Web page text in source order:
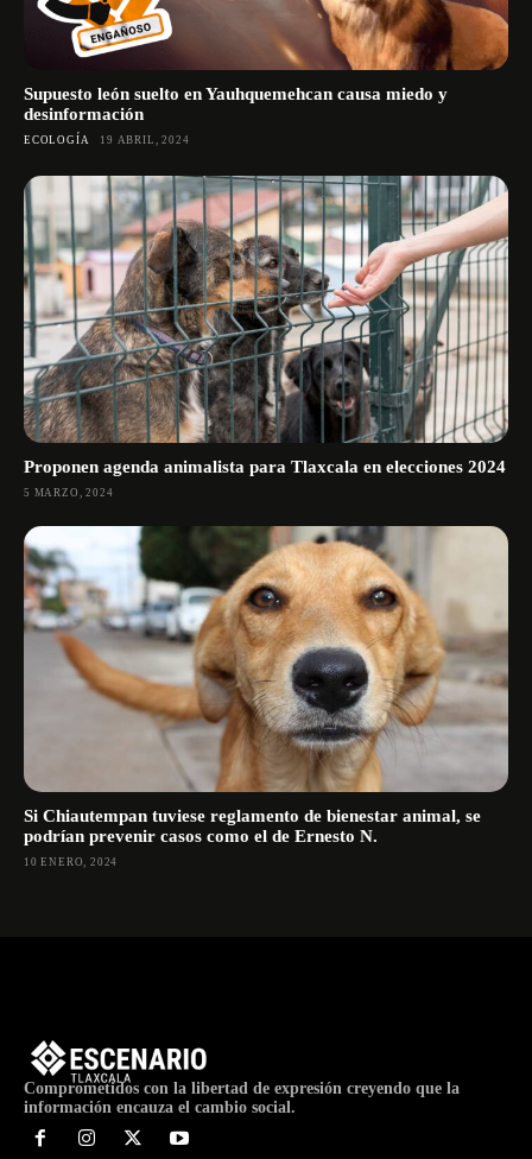
Supuesto león suelto en Yauhquemehcan causa miedo y
desinformación
ECOLOGÍA 19 ABRIL, 2024
Proponen agenda animalista para Tlaxcala en elecciones 2024
5 MARZO, 2024
Si Chiautempan tuviese reglamento de bienestar animal, se
podrían prevenir casos como el de Ernesto N.
10 ENERO, 2024
Comprometidos con la libertad de expresión creyendo que la
información encauza el cambio social.